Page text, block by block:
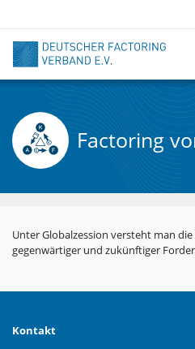
Inhalt
Factoring
Unter Globalzession versteht man
gegenwärtiger und zukünftiger
Kontakt